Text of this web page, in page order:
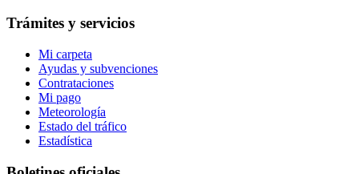
Trámites y servicios
Mi carpeta
Ayudas y subvenciones
Contrataciones
Mi pago
Meteorología
Estado del tráfico
Estadística